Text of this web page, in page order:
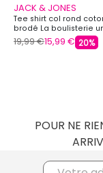
JACK & JONES
Tee shirt col rond
brodé La boulisterie
vivre Homme JACK &
19,99 €15,99 € 20%
POUR NE